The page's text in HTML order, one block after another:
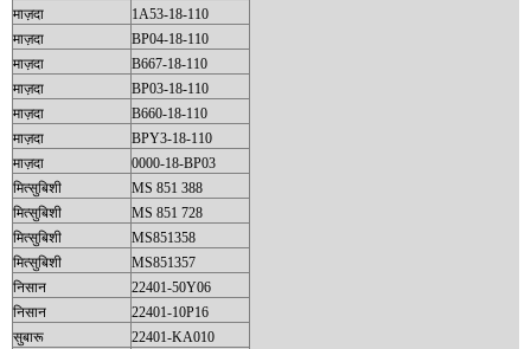
माज़दा
1A53-18-110
माज़दा
BP04-18-110
माज़दा
B667-18-110
माज़दा
BP03-18-110
माज़दा
B660-18-110
माज़दा
BPY3-18-110
माज़दा
0000-18-BP03
मित्सुबिशी
MS 851 388
मित्सुबिशी
MS 851 728
मित्सुबिशी
MS851358
मित्सुबिशी
MS851357
निसान
22401-50Y06
निसान
22401-10P16
सुबारू
22401-KA010